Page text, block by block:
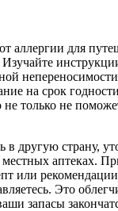
аллергии для
Изучайте
на срок
не только не
в другую страну,
аптеках.
или
Это
запасы